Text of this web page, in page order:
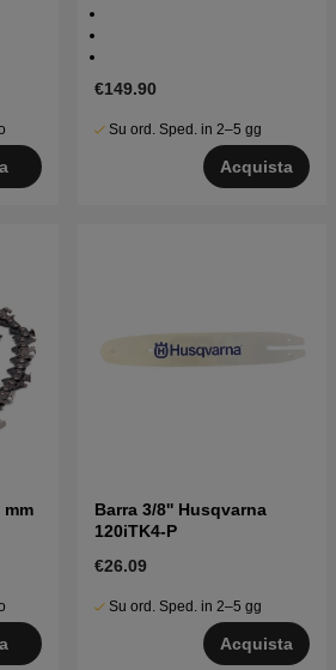
€149.90
Su ord. Sped. in 2–5 gg
Acquista
mm
Barra 3/8'' Husqvarna
120iTK4-P
€26.09
Su ord. Sped. in 2–5 gg
Acquista